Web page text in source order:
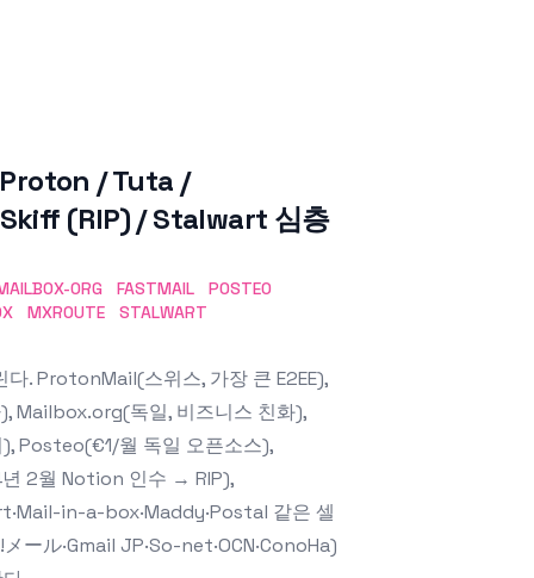
/ Tuta /
(RIP) / Stalwart 심층
ORG FASTMAIL
POSTEO
MXROUTE STALWART
. ProtonMail(스위스, 가장 큰 E2EE),
독일, 비즈니스 친화),
Posteo(€1/월 독일 오픈소스),
2월 Notion 인수 → RIP),
in-a-box·Maddy·Postal 같은 셀
ル·Gmail JP·So-net·OCN·ConoHa)